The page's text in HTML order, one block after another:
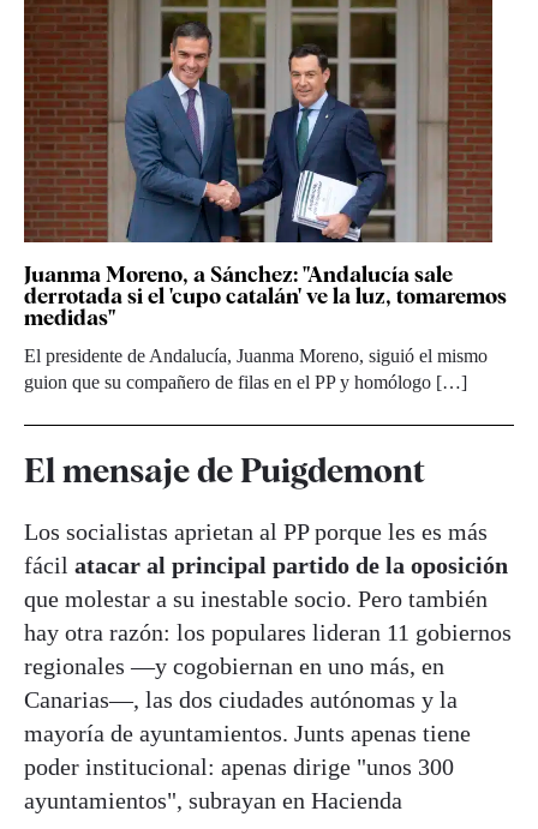
Juanma Moreno, a Sánchez: "Andalucía sale
derrotada si el 'cupo catalán' ve la luz, tomaremos
medidas"
El presidente de Andalucía, Juanma Moreno, siguió el mismo
guion que su compañero de filas en el PP y homólogo […]
El mensaje de Puigdemont
Los socialistas aprietan al PP porque les es más
fácil atacar al principal partido de la oposición
que molestar a su inestable socio. Pero también
hay otra razón: los populares lideran 11 gobiernos
regionales —y cogobiernan en uno más, en
Canarias—, las dos ciudades autónomas y la
mayoría de ayuntamientos. Junts apenas tiene
poder institucional: apenas dirige "unos 300
ayuntamientos", subrayan en Hacienda